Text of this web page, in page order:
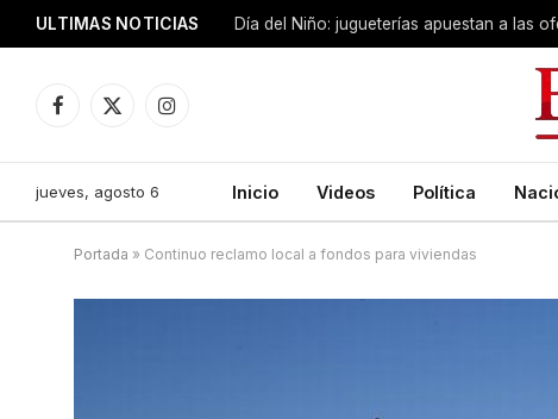
ULTIMAS NOTICIAS Día del Niño: jugueterías apuestan a las
Facebook
X
Instagram
jueves, agosto 6 Inicio Videos Política
Portada » Continuo reclamo local a fondos para viviendas